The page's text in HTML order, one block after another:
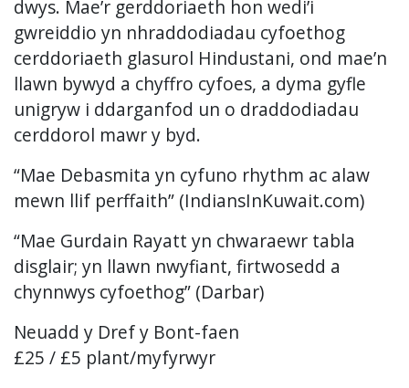
dwys. Mae’r gerddoriaeth hon wedi’i
gwreiddio yn nhraddodiadau cyfoethog
cerddoriaeth glasurol Hindustani, ond mae’n
llawn bywyd a chyffro cyfoes, a dyma gyfle
unigryw i ddarganfod un o draddodiadau
cerddorol mawr y byd.
“Mae Debasmita yn cyfuno rhythm ac alaw
mewn llif perffaith” (IndiansInKuwait.com)
“Mae Gurdain Rayatt yn chwaraewr tabla
disglair; yn llawn nwyfiant, firtwosedd a
chynnwys cyfoethog” (Darbar)
Neuadd y Dref y Bont-faen
£25 / £5 plant/myfyrwyr